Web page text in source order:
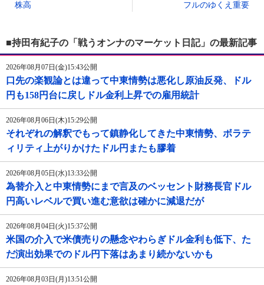
株高
フルのゆくえ重要
■持田有紀子の「戦うオンナのマーケット日記」の最新記事
2026年08月07日(金)15:43公開
口先の楽観論とは違って中東情勢は悪化し原油反発、ドル
円も158円台に戻しドル金利上昇での雇用統計
2026年08月06日(木)15:29公開
それぞれの解釈でもって鎮静化してきた中東情勢、ボラテ
ィリティ上がりかけたドル円またも膠着
2026年08月05日(水)13:33公開
為替介入と中東情勢にまで言及のベッセント財務長官ドル
円高いレベルで買い進む意欲は確かに減退だが
2026年08月04日(火)15:37公開
米国の介入で米債売りの懸念やわらぎドル金利も低下、た
だ演出効果でのドル円下落はあまり続かないかも
2026年08月03日(月)13:51公開